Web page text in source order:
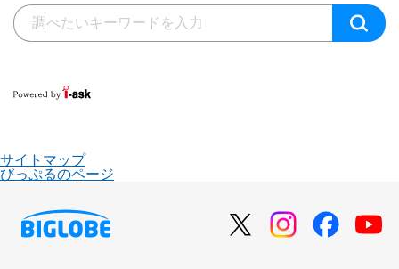
サイトマップ
びっぷるのページ